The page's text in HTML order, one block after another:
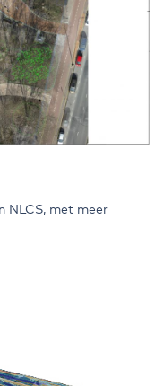
NLCS, met meer